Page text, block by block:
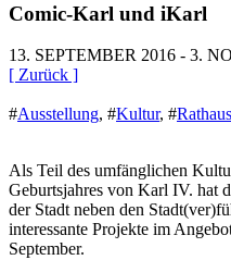
Comic-Karl und iKarl
13. SEPTEMBER 2016 - 3.
[ Zurück ]
#Ausstellung, #Kultur, #Rathaus
Als Teil des umfänglichen
Geburtsjahres von Karl IV. hat
der Stadt neben den
interessante Projekte im
September.